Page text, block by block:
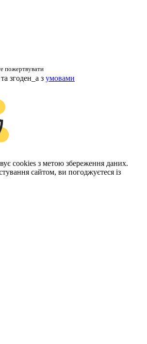
пожертвувати
згоден_а з умовами
cookies з метою збереження даних.
сайтом, ви погоджуєтеся із